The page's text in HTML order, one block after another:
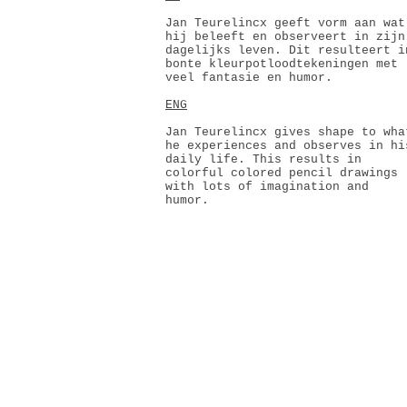
Jan Teurelincx geeft vorm aan wat
hij beleeft en observeert in zijn
dagelijks leven. Dit resulteert
bonte kleurpotloodtekeningen met
veel fantasie en humor.
ENG
Jan Teurelincx gives shape to
he experiences and observes in
daily life. This results in
colorful colored pencil drawings
with lots of imagination and
humor.